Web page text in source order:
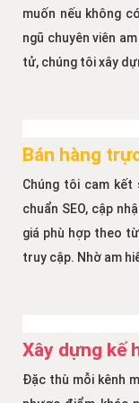
muốn nếu không
ngũ chuyên viên
tử, chúng tôi xây
Bán hàng
Chúng tôi cam kết
chuẩn SEO, cập
giá phù hợp theo
truy cập. Nhờ am
Xây dựng kế
Đặc thù mỗi kênh